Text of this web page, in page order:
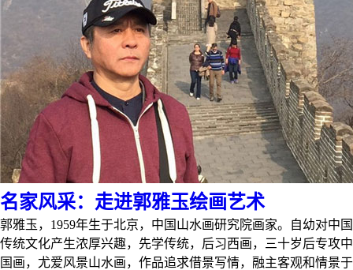
名家风采：走进郭雅玉绘画艺术
郭雅玉，1959年生于北京，中国山水画研究院画家。自幼对中国
传统文化产生浓厚兴趣，先学传统，后习西画，三十岁后专攻中
国画，尤爱风景山水画，作品追求借景写情，融主客观和情景于